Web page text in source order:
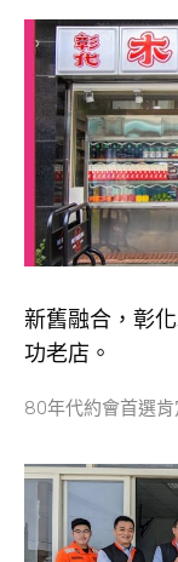
新舊融合，彰
功老店。
80年代約會首選